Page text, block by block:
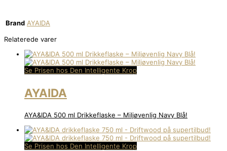
Brand AYAIDA
Relaterede varer
Se Prisen hos Den Intelligente Krop
AYAIDA
AYA&IDA 500 ml Drikkeflaske – Miljøvenlig Navy Blå!
Se Prisen hos Den Intelligente Krop